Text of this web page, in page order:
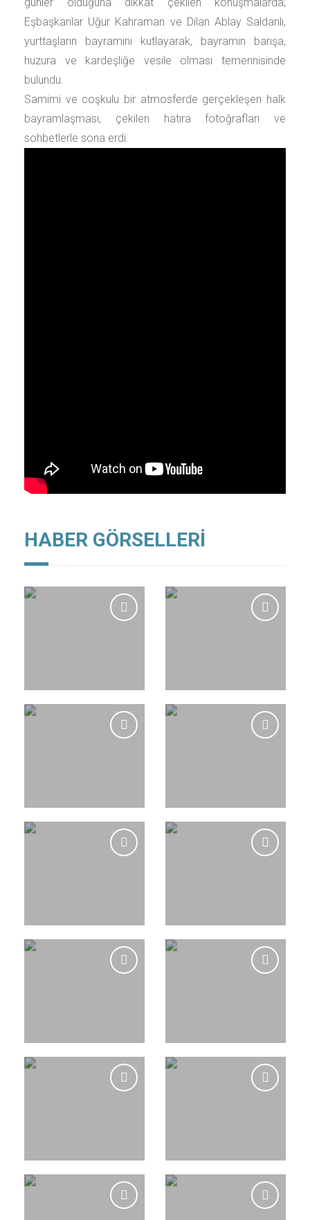
Eşbaşkanlar Uğur Kahraman ve Dilan Ablay Saldanlı,
yurttaşların bayramını kutlayarak, bayramın barışa,
huzura ve kardeşliğe vesile olması temennisinde
bulundu.
Samimi ve coşkulu bir atmosferde gerçekleşen halk
bayramlaşması, çekilen hatıra fotoğrafları ve
sohbetlerle sona erdi.
HABER GÖRSELLERİ